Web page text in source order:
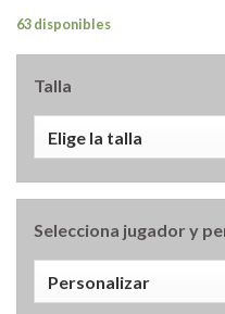
63 disponibles
Talla
Selecciona jugador y